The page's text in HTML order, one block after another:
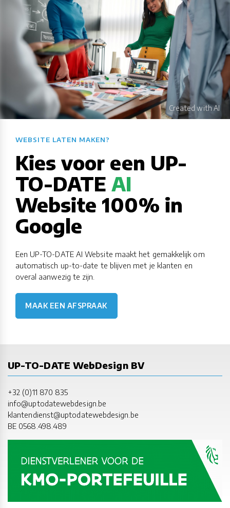
WEBSITE LATEN MAKEN?​​​​​​​​​​​​​​
Kies voor een UP-
TO-DATE AI
Website 100% in
Google
Een UP-TO-DATE AI Website maakt het gemakkelijk om
automatisch up-to-date te blijven met je klanten en
overal aanwezig te zijn.
MAAK EEN AFSPRAAK
UP-TO-DATE WebDesign BV
+32 (0)11 870 835
info@uptodatewebdesign.be
klantendienst@uptodatewebdesign.be
BE 0568.498.489